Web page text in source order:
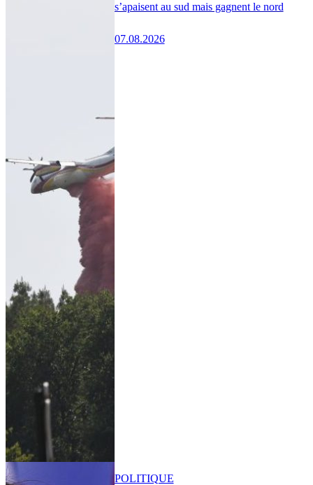
s’apaisent au sud mais gagnent le nord
07.08.2026
POLITIQUE